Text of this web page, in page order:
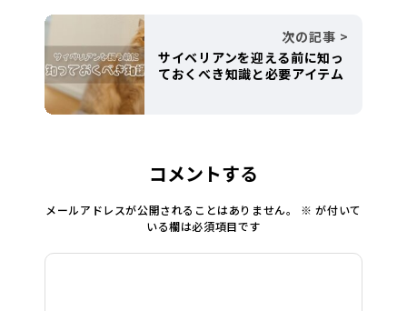
次の記事
サイベリアンを迎える前に知っ
ておくべき知識と必要アイテム
コメントする
メールアドレスが公開されることはありません。 ※ が付いて
いる欄は必須項目です